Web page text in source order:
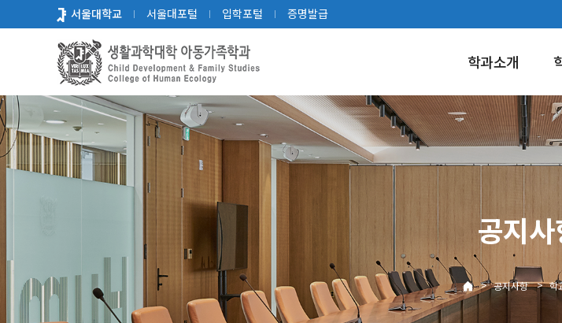
로
뉴
서울대학교 서울대포털 입학포털 증명발급
학과소개
공지
> 공지사항 > 학